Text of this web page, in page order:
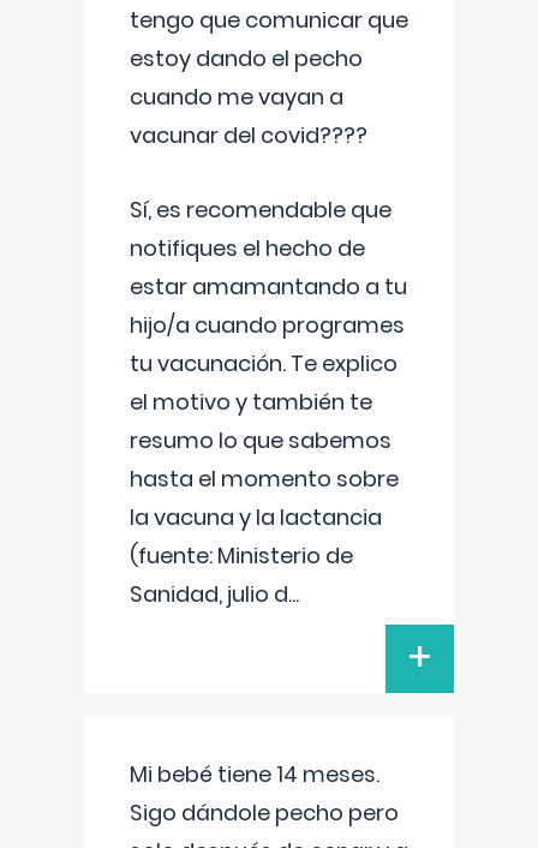
tengo que comunicar que
estoy dando el pecho
cuando me vayan a
vacunar del covid????
Sí, es recomendable que
notifiques el hecho de
estar amamantando a tu
hijo/a cuando programes
tu vacunación. Te explico
el motivo y también te
resumo lo que sabemos
hasta el momento sobre
la vacuna y la lactancia
(fuente: Ministerio de
Sanidad, julio d...
+
Mi bebé tiene 14 meses.
Sigo dándole pecho pero